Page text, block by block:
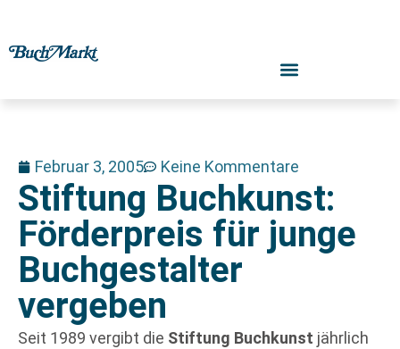
Februar 3, 2005 Keine Kommentare
Stiftung Buchkunst:
Förderpreis für junge
Buchgestalter
vergeben
Seit 1989 vergibt die Stiftung Buchkunst jährlich